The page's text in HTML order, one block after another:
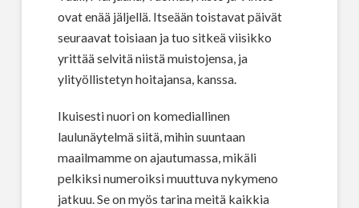
ovat enää jäljellä. Itseään toistavat päivät
seuraavat toisiaan ja tuo sitkeä viisikko
yrittää selvitä niistä muistojensa, ja
ylityöllistetyn hoitajansa, kanssa.
Ikuisesti nuori on komediallinen
laulunäytelmä siitä, mihin suuntaan
maailmamme on ajautumassa, mikäli
pelkiksi numeroiksi muuttuva nykymeno
jatkuu. Se on myös tarina meitä kaikkia